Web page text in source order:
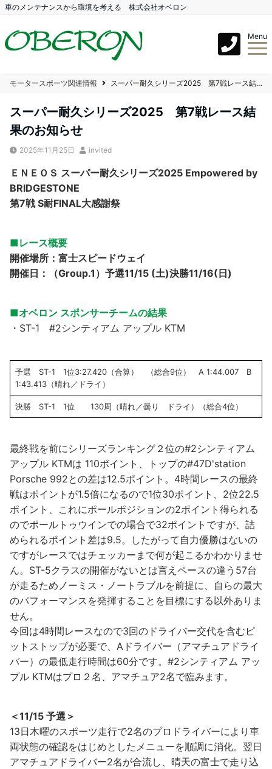
車のメンテナンスから環境を考える 株式会社オベロン
Menu
モータースポーツ関連情報 スーパー耐久シリーズ2025 第7戦レース結果のお知らせ
スーパー耐久シリーズ2025 第7戦レース結
果のお知らせ
2025年11月25日 invited
ＥＮＥＯＳ スーパー耐久シリーズ2025 Empowered by
BRIDGESTONE
第7戦 S耐FINAL大感謝祭
■レース概要
開催場所：富士スピードウェイ
開催日：（Group.1）予選11/15 (土)決勝11/16(日)
■オベロン スポンサーチームの結果
・ST-1 #2シンティアム アップル KTM
予選 ST-1 1位3:27.420（合算） （総合9位） A 1:44.007 B
1:43.413（晴れ／ドライ）
決勝 ST-1 1位 130周（晴れ／曇り ドライ）（総合4位）
最終戦を前にシリーズランキング２位の#2シンティアム
アップル KTMは 110ポイント、トップの#47D'station
Porsche 992との差は12.5ポイント。4時間レースの最終
戦はポイントが1.5倍になるので1位30ポイント、2位22.5
ポイント、これにポールポジションの2ポイント得られる
のでポールトゥウインでの場合で32ポイントですが、詰
められるポイント差は9.5。したがって自力優勝はないの
ですがレースではチェッカーまで何が起こるかわかりませ
ん。ST-5クラスの開催がないとは言えペースの違う57台
が走るためノーミス・ノートラブルを前提に、自らの最大
のパフォーマンスを発揮することを目標にする以外ありま
せん。
今回は4時間レースなので3回のドライバー交代を含むピ
ットストップが必要で、Aドライバー（アマチュアドライ
バー）の最低走行時間は60分です。#2シンティアム アッ
プル KTMはプロ２名、アマチュア2名で臨みます。
＜11/15 予選＞
13日木曜のスポーツ走行で2名のプロドライバーにより車
両状態の確認をはじめとしたメニューを順調に消化。翌日
アマチュアドライバー2名が合流し、晴天の富士で走り込